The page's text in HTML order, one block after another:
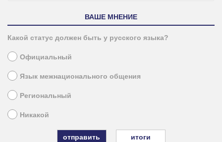
ВАШЕ МНЕНИЕ
Какой статус должен быть у русского языка?
Официальный
Язык межнационального общения
Региональный
Никакой
итоги